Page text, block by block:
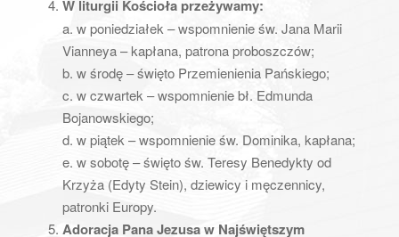
W liturgii Kościoła przeżywamy:
a. w poniedziałek – wspomnienie św. Jana Marii
Vianneya – kapłana, patrona proboszczów;
b. w środę – święto Przemienienia Pańskiego;
c. w czwartek – wspomnienie bł. Edmunda
Bojanowskiego;
d. w piątek – wspomnienie św. Dominika, kapłana;
e. w sobotę – święto św. Teresy Benedykty od
Krzyża (Edyty Stein), dziewicy i męczennicy,
patronki Europy.
Adoracja Pana Jezusa w Najświętszym